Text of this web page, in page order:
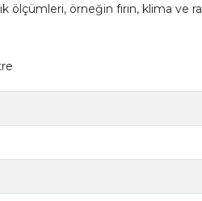
ölçümleri, örneğin fırın, klima ve